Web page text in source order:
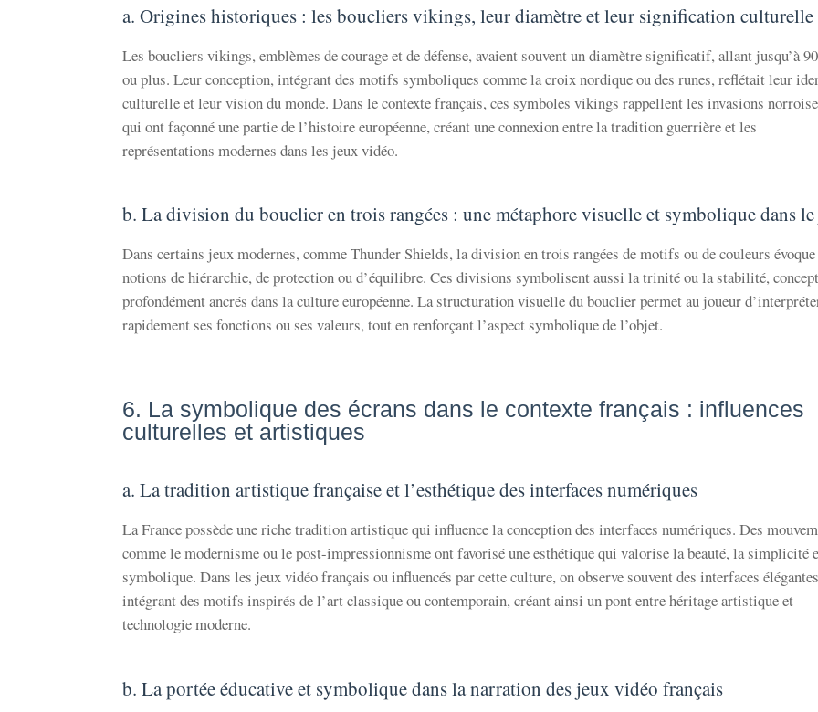
a. Origines historiques : les boucliers vikings, leur diamètre et leur signification culturelle
Les boucliers vikings, emblèmes de courage et de défense, avaient souvent un diamètre significatif, allant jusqu’à
ou plus. Leur conception, intégrant des motifs symboliques comme la croix nordique ou des runes, reflétait leur
culturelle et leur vision du monde. Dans le contexte français, ces symboles vikings rappellent les invasions
qui ont façonné une partie de l’histoire européenne, créant une connexion entre la tradition guerrière et les
représentations modernes dans les jeux vidéo.
b. La division du bouclier en trois rangées : une métaphore visuelle et symbolique dans
Dans certains jeux modernes, comme Thunder Shields, la division en trois rangées de motifs ou de couleurs évoque
notions de hiérarchie, de protection ou d’équilibre. Ces divisions symbolisent aussi la trinité ou la stabilité,
profondément ancrés dans la culture européenne. La structuration visuelle du bouclier permet au joueur
rapidement ses fonctions ou ses valeurs, tout en renforçant l’aspect symbolique de l’objet.
6. La symbolique des écrans dans le contexte français : influences
culturelles et artistiques
a. La tradition artistique française et l’esthétique des interfaces numériques
La France possède une riche tradition artistique qui influence la conception des interfaces numériques. Des
comme le modernisme ou le post-impressionnisme ont favorisé une esthétique qui valorise la beauté, la simplicité
symbolique. Dans les jeux vidéo français ou influencés par cette culture, on observe souvent des interfaces
intégrant des motifs inspirés de l’art classique ou contemporain, créant ainsi un pont entre héritage artistique et
technologie moderne.
b. La portée éducative et symbolique dans la narration des jeux vidéo français